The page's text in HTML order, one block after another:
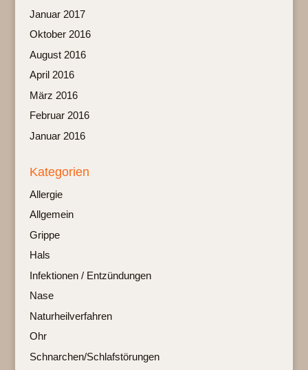
Januar 2017
Oktober 2016
August 2016
April 2016
März 2016
Februar 2016
Januar 2016
Kategorien
Allergie
Allgemein
Grippe
Hals
Infektionen / Entzündungen
Nase
Naturheilverfahren
Ohr
Schnarchen/Schlafstörungen